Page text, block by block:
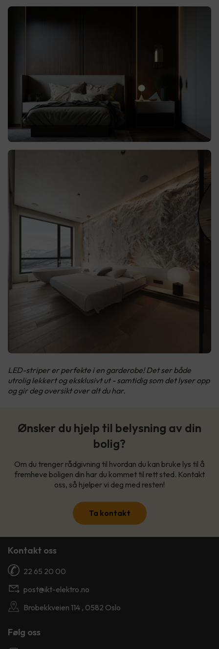
LED-striper er perfekte i en garderobe! Det ser både
utrolig lekkert og eksklusivt ut - samtidig som det lyser opp
og gir deg oversikt over alt du har.
Ønsker du hjelp til belysning av din
bolig?
Om du trenger rådgivning til hvordan du kan bruke lys til å
fremheve boligen din har du kommet til rett sted. Kontakt
oss, så hjelper vi deg med resten!
Ta kontakt
Kontakt oss
22 65 20 00
post@ikt-elektro.no
Brobekkveien 114 , 0582 Oslo
Følg oss